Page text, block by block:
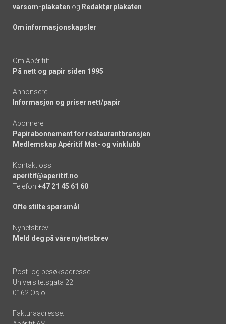
varsom-plakaten og Redaktørplakaten
Om informasjonskapsler
Om Apéritif:
På nett og papir siden 1995
Annonsere:
Informasjon og priser nett/papir
Abonnere:
Papirabonnement for restaurantbransjen
Medlemskap Apéritif Mat- og vinklubb
Kontakt oss:
aperitif@aperitif.no
Telefon +47 21 45 61 60
Ofte stilte spørsmål
Nyhetsbrev:
Meld deg på våre nyhetsbrev
Post- og besøksadresse:
Universitetsgata 22
0162 Oslo
Fakturaadresse: